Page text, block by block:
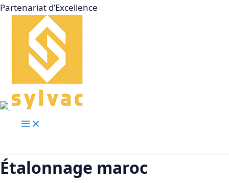
Partenariat d’Excellence
Étalonnage maroc